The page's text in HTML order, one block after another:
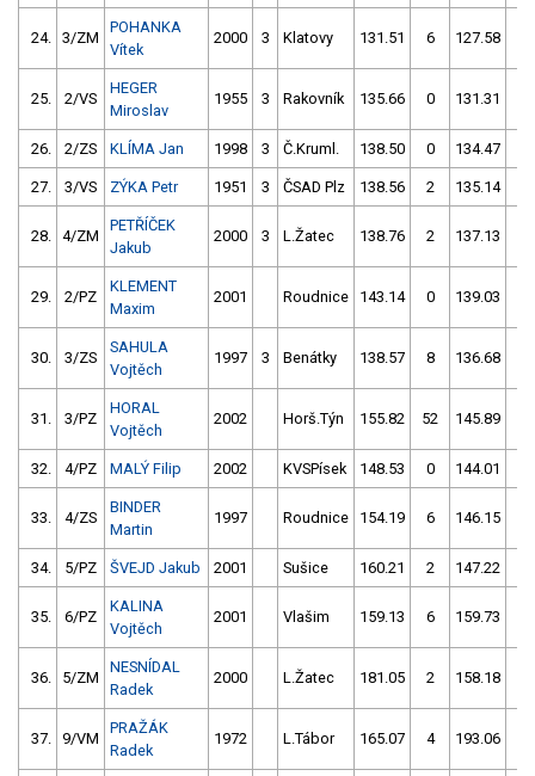
24. 3/ZM
POHANKA
Vítek
2000 3 Klatovy 131.51 6 127.58
25. 2/VS
HEGER
Miroslav
1955 3 Rakovník 135.66 0 131.31
26. 2/ZS KLÍMA Jan 1998 3 Č.Kruml. 138.50 0 134.47
27. 3/VS ZÝKA Petr 1951 3 ČSAD Plz 138.56 2 135.14
28. 4/ZM
PETŘÍČEK
Jakub
2000 3 L.Žatec 138.76 2 137.13
29. 2/PZ
KLEMENT
Maxim
2001 Roudnice 143.14 0 139.03
30. 3/ZS
SAHULA
Vojtěch
1997 3 Benátky 138.57 8 136.68
31. 3/PZ
HORAL
Vojtěch
2002 Horš.Týn 155.82 52 145.89
32. 4/PZ MALÝ Filip 2002 KVSPísek 148.53 0 144.01
33. 4/ZS
BINDER
Martin
1997 Roudnice 154.19 6 146.15
34. 5/PZ ŠVEJD Jakub 2001 Sušice 160.21 2 147.22
35. 6/PZ
KALINA
Vojtěch
2001 Vlašim 159.13 6 159.73
36. 5/ZM
NESNÍDAL
Radek
2000 L.Žatec 181.05 2 158.18
37. 9/VM
PRAŽÁK
Radek
1972 L.Tábor 165.07 4 193.06